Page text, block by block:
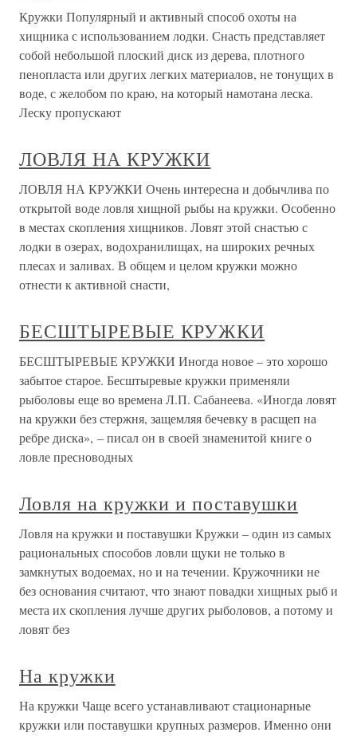
Кружки Популярный и активный способ охоты на
хищника с использованием лодки. Снасть представляет
собой небольшой плоский диск из дерева, плотного
пенопласта или других легких материалов, не тонущих в
воде, с желобом по краю, на который намотана леска.
Леску пропускают
ЛОВЛЯ НА КРУЖКИ
ЛОВЛЯ НА КРУЖКИ Очень интересна и добычлива по
открытой воде ловля хищной рыбы на кружки. Особенно
в местах скопления хищников. Ловят этой снастью с
лодки в озерах, водохранилищах, на широких речных
плесах и заливах. В общем и целом кружки можно
отнести к активной снасти,
БЕСШТЫРЕВЫЕ КРУЖКИ
БЕСШТЫРЕВЫЕ КРУЖКИ Иногда новое – это хорошо
забытое старое. Бесштыревые кружки применяли
рыболовы еще во времена Л.П. Сабанеева. «Иногда ловят
на кружки без стержня, защемляя бечевку в расщеп на
ребре диска», – писал он в своей знаменитой книге о
ловле пресноводных
Ловля на кружки и поставушки
Ловля на кружки и поставушки Кружки – один из самых
рациональных способов ловли щуки не только в
замкнутых водоемах, но и на течении. Кружочники не
без основания считают, что знают повадки хищных рыб и
места их скопления лучше других рыболовов, а потому и
ловят без
На кружки
На кружки Чаще всего устанавливают стационарные
кружки или поставушки крупных размеров. Именно они